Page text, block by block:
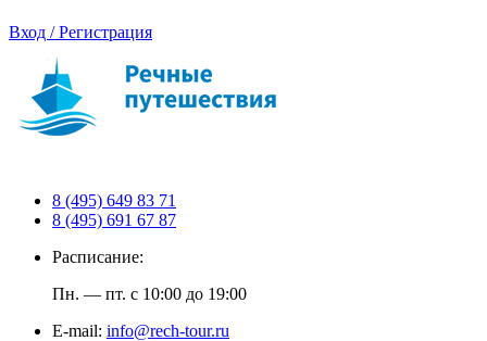
Вход / Регистрация
8 (495) 649 83 71
8 (495) 691 67 87
Расписание:
Пн. — пт. с 10:00 до 19:00
E-mail: info@rech-tour.ru